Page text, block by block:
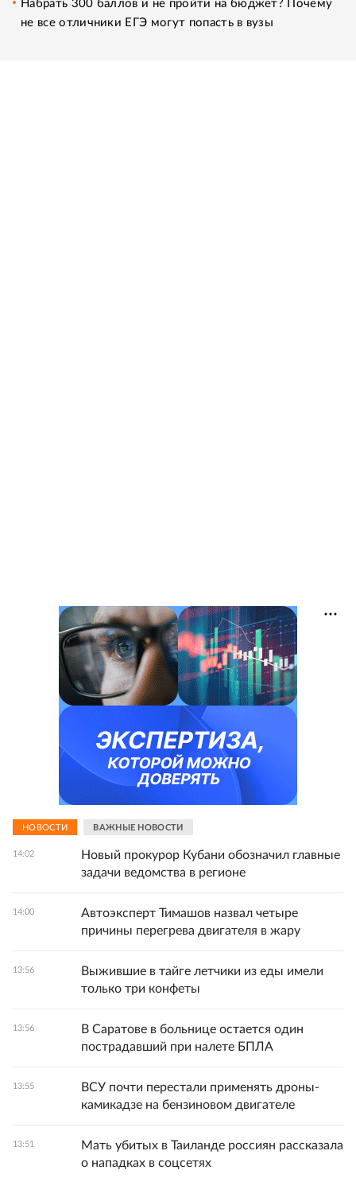
Набрать 300 баллов и не пройти на бюджет? Почему
не все отличники ЕГЭ могут попасть в вузы
НОВОСТИ ВАЖНЫЕ НОВОСТИ
14:02
Новый прокурор Кубани обозначил главные
задачи ведомства в регионе
14:00
Автоэксперт Тимашов назвал четыре
причины перегрева двигателя в жару
13:56
Выжившие в тайге летчики из еды имели
только три конфеты
13:56
В Саратове в больнице остается один
пострадавший при налете БПЛА
13:55
ВСУ почти перестали применять дроны-
камикадзе на бензиновом двигателе
13:51
Мать убитых в Таиланде россиян рассказала
о нападках в соцсетях